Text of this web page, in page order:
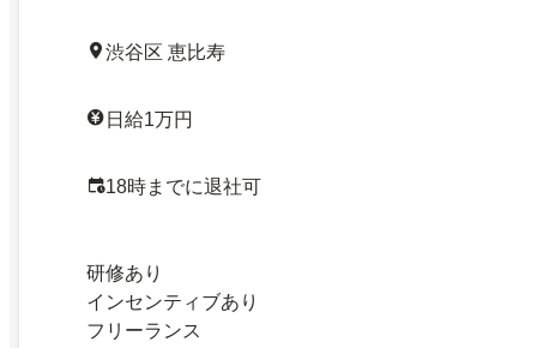
渋谷区 恵比寿
日給1万円
18時までに退社可
研修あり
インセンティブあり
フリーランス